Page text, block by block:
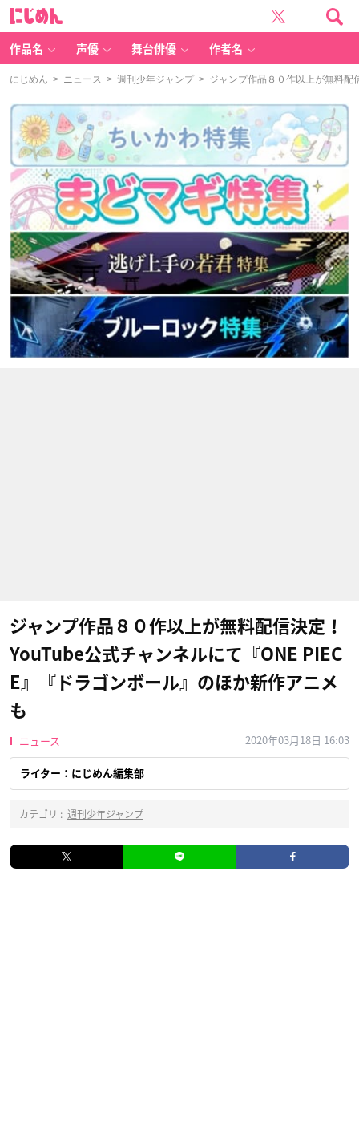
作品名 声優 舞台俳優 作者名
にじめん > ニュース > 週刊少年ジャンプ > ジャンプ作品８０作以上が無料配
ジャンプ作品８０作以上が無料配信決定！
YouTube公式チャンネルにて『ONE PIEC
E』『ドラゴンボール』のほか新作アニメ
も
ニュース 2020年03月18日 16:03
ライター：にじめん編集部
カテゴリ : 週刊少年ジャンプ